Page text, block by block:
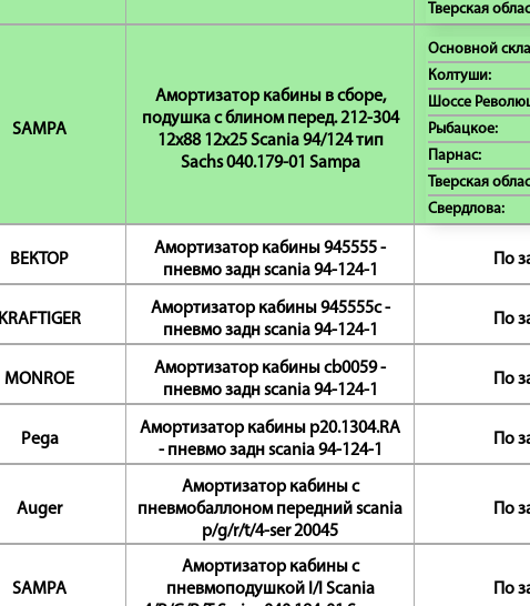
Тверская
SAMPA
Амортизатор кабины в сборе,
подушка с блином перед. 212-304
12x88 12x25 Scania 94/124 тип
Sachs 040.179-01 Sampa
Основной
Колтуши:
Шоссе
Рыбацкое:
Парнас:
Тверская
Свердлова:
ВЕКТОР
Амортизатор кабины 945555 -
пневмо задн scania 94-124-1
По
KRAFTIGER
Амортизатор кабины 945555c -
пневмо задн scania 94-124-1
По
MONROE
Амортизатор кабины cb0059 -
пневмо задн scania 94-124-1
По
Pega
Амортизатор кабины p20.1304.RA
- пневмо задн scania 94-124-1
По
Auger
Амортизатор кабины с
пневмобаллоном передний scania
p/g/r/t/4-ser 20045
По
SAMPA
Амортизатор кабины с
пневмоподушкой I/I Scania
По